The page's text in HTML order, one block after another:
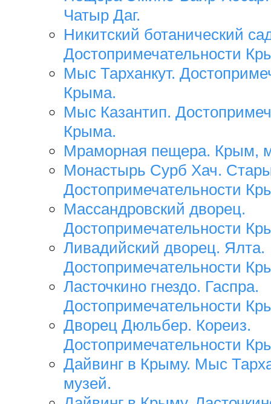
Чатыр Даг.
Никитский ботанический
Достопримечательности
Мыс Тарханкут.
Крыма.
Мыс Казантип.
Крыма.
Мраморная пещера. Крым,
Монастырь Сурб Хач.
Достопримечательности
Массандровский дворец.
Достопримечательности
Ливадийский дворец. Ялта.
Достопримечательности
Ласточкино гнездо. Гаспра.
Достопримечательности
Дворец Дюльбер. Кореиз.
Достопримечательности
Дайвинг в Крыму. Мыс
музей.